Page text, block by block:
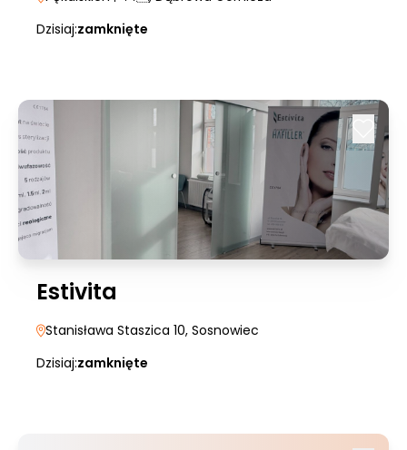
Dzisiaj:zamknięte
Estivita
Stanisława Staszica 10, Sosnowiec
Dzisiaj:zamknięte